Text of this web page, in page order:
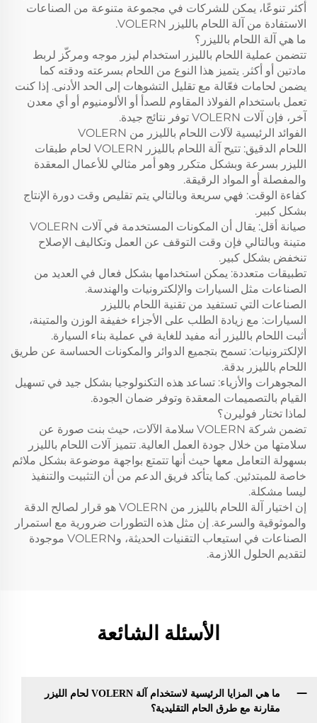
أكثر تنوعًا، يمكن للشركات في مجموعة متنوعة من الصناعات
الاستفادة من آلة اللحام بالليزر VOLERN.
ما هي آلة اللحام بالليزر؟
تتضمن عملية اللحام بالليزر استخدام ليزر موجه ومركّز لربط
مادتين أو أكثر. يتميز هذا النوع من اللحام بسرعته ودقته كما
يضمن لحامات فعّالة مع تقليل التشوهات إلى الحد الأدنى. إذا كنت
تعمل باستخدام الفولاذ المقاوم للصدأ أو الألومنيوم أو أي معدن
آخر، فإن آلات VOLERN توفر نتائج جيدة.
الفوائد الرئيسية لآلات اللحام بالليزر من VOLERN
اللحام الدقيق: تتيح آلة اللحام بالليزر VOLERN لحام طبقات
الليزر بسرعة وبشكل متكرر وهو أمر مثالي للأعمال المعقدة
والمفصلة أو المواد الرقيقة.
كفاءة الوقت: فهي سريعة وبالتالي يتم تقليص وقت دورة الإنتاج
بشكل كبير.
صيانة أقل: يقال أن المكونات المستخدمة في آلات VOLERN
متينة وبالتالي فإن وقت التوقف عن العمل وتكاليف الإصلاح
تنخفض بشكل كبير.
تطبيقات متعددة: يمكن استخدامها بشكل فعال في العديد من
الصناعات مثل السيارات والإلكترونيات والهندسة.
الصناعات التي تستفيد من تقنية اللحام بالليزر
السيارات: مع زيادة الطلب على الأجزاء خفيفة الوزن والمتينة،
أثبت اللحام بالليزر أنه مفيد للغاية في عملية بناء السيارة.
الإلكترونيات: تسمح بتجميع الدوائر والمكونات الحساسة عن طريق
اللحام بالليزر بدقة.
المجوهرات والأزياء: تساعد هذه التكنولوجيا بشكل جيد في تسهيل
القيام بالتصميمات المعقدة وتوفر ضمان الجودة.
لماذا تختار فوليرن؟
تضمن شركة VOLERN سلامة الآلات، حيث بنت صورة عن
سلامتها من خلال جودة العمل العالية. تتميز آلات اللحام بالليزر
بسهولة التعامل معها حيث أنها تتمتع بواجهة موضوعة بشكل ملائم
خاصة للمبتدئين. كما يتأكد فريق الدعم من أن التثبيت والتنفيذ
ليسا مشكلة.
إن اختيار آلة اللحام بالليزر من VOLERN هو قرار لصالح الدقة
والموثوقية والسرعة. إن مثل هذه التطورات ضرورية مع استمرار
الصناعات في استيعاب التقنيات الحديثة، وVOLERN موجودة
لتقديم الحلول اللازمة.
الأسئلة الشائعة
ما هي المزايا الرئيسية لاستخدام آلة VOLERN لحام الليزر
مقارنة مع طرق الحام التقليدية؟